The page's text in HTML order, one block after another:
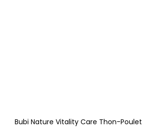
Bubi Nature Vitality Care Thon-Poulet